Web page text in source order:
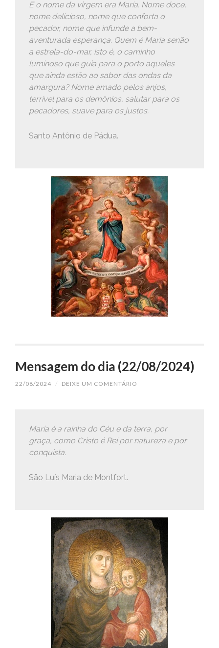
E o nome da virgem era Maria. Nome doce,
nome delicioso, nome que conforta o
pecador, nome que infunde a bem-
aventurada esperança. Quem é Maria senão
a estrela-do-mar, isto é, o caminho
luminoso que guia para o porto aqueles
que ainda estão ao sabor das ondas da
amargura? Nome amado pelos anjos,
terrível para os demônios, salutar para os
pecadores, suave para os justos.
Santo Antônio de Pádua.
Mensagem do dia (22/08/2024)
22/08/2024 / DEIXE UM COMENTÁRIO
Maria é a rainha do Céu e da terra, por
graça, como Cristo é Rei por natureza e por
conquista.
São Luís Maria de Montfort.